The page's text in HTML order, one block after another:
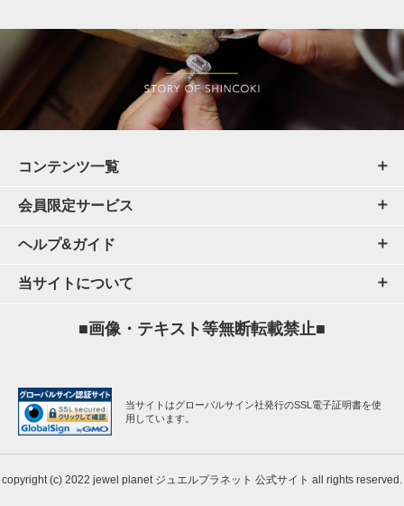
コンテンツ一覧
会員限定サービス
ヘルプ&ガイド
当サイトについて
■画像・テキスト等無断転載禁止■
当サイトはグローバルサイン社発行のSSL電子証明書を使
用しています。
copyright (c) 2022 jewel planet ジュエルプラネット 公式サイト all rights reserved.